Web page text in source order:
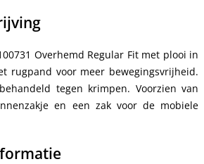
Overhemd Regular Fit met plooi in
rugpand voor meer bewegingsvrijheid.
tegen krimpen. Voorzien van
en een zak voor de mobiele